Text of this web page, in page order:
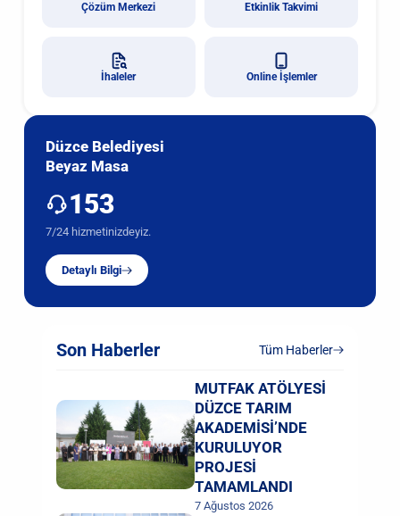
Son Haberler Tüm Haberler
MUTFAK ATÖLYESİ
DÜZCE TARIM
AKADEMİSİ’NDE
KURULUYOR
PROJESİ
TAMAMLANDI
7 Ağustos 2026
Çözüm Merkezi Etkinlik Takvimi
İhaleler Online İşlemler
Düzce Belediyesi
Beyaz Masa
153
7/24 hizmetinizdeyiz.
Detaylı Bilgi